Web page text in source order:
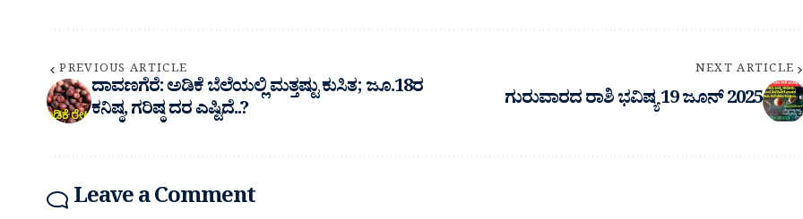
PREVIOUS ARTICLE
ದಾವಣಗೆರೆ: ಅಡಿಕೆ ಬೆಲೆಯಲ್ಲಿ ಮತ್ತಷ್ಟು ಕುಸಿತ; ಜೂ‌.18ರ
ಕನಿಷ್ಠ, ಗರಿಷ್ಠ ದರ ಎಷ್ಟಿದೆ..?
NEXT ARTICLE
ಗುರುವಾರದ ರಾಶಿ ಭವಿಷ್ಯ 19 ಜೂನ್ 2025
Leave a Comment